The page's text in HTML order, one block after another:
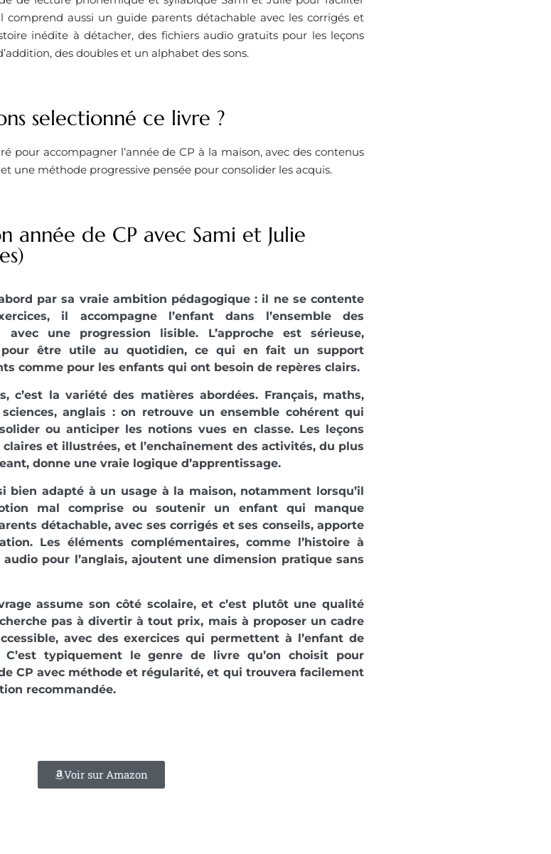
comprend aussi un guide parents détachable avec les corrigés et
inédite à détacher, des fichiers audio gratuits pour les leçons
des doubles et un alphabet des sons.
selectionné ce livre ?
pour accompagner l’année de CP à la maison, avec des contenus
une méthode progressive pensée pour consolider les acquis.
année de CP avec Sami et Julie
par sa vraie ambition pédagogique : il ne se contente
il accompagne l’enfant dans l’ensemble des
avec une progression lisible. L’approche est sérieuse,
pour être utile au quotidien, ce qui en fait un support
comme pour les enfants qui ont besoin de repères clairs.
c’est la variété des matières abordées. Français, maths,
anglais : on retrouve un ensemble cohérent qui
ou anticiper les notions vues en classe. Les leçons
et illustrées, et l’enchaînement des activités, du plus
donne une vraie logique d’apprentissage.
bien adapté à un usage à la maison, notamment lorsqu’il
mal comprise ou soutenir un enfant qui manque
détachable, avec ses corrigés et ses conseils, apporte
Les éléments complémentaires, comme l’histoire à
pour l’anglais, ajoutent une dimension pratique sans
assume son côté scolaire, et c’est plutôt une qualité
pas à divertir à tout prix, mais à proposer un cadre
avec des exercices qui permettent à l’enfant de
C’est typiquement le genre de livre qu’on choisit pour
CP avec méthode et régularité, et qui trouvera facilement
recommandée.
Voir sur Amazon